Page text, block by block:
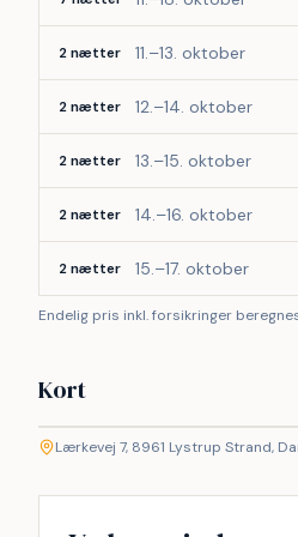
2 nætter 11.–13. oktober
2 nætter 12.–14. oktober
2 nætter 13.–15. oktober
2 nætter 14.–16. oktober
2 nætter 15.–17. oktober
Endelig pris inkl. forsikringer
Kort
+
−
Lærkevej 7, 8961 Lystrup Strand,